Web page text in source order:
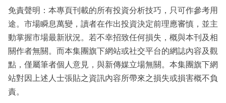
免責聲明：本專頁刊載的所有投資分析技巧，只可作參考用
途。市場瞬息萬變，讀者在作出投資決定前理應審慎，並主
動掌握市場最新狀況。若不幸招致任何損失，概與本刊及相
關作者無關。而本集團旗下網站或社交平台的網誌內容及觀
點，僅屬筆者個人意見，與新傳媒立場無關。本集團旗下網
站對因上述人士張貼之資訊內容所帶來之損失或損害概不負
責。